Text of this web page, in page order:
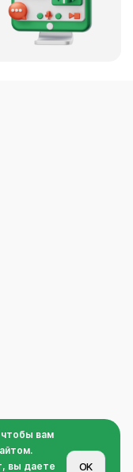
вам
вы даете
OK